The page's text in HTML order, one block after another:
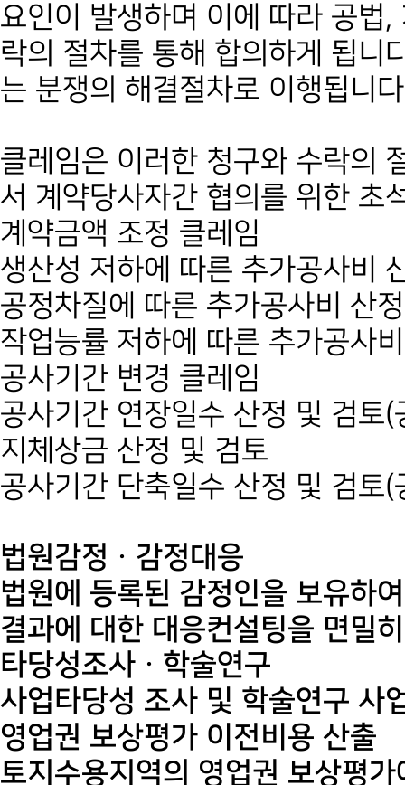
요인이 발생하며 이에 따라 공법
락의 절차를 통해 합의하게 됩니
는 분쟁의 해결절차로 이행됩니
클레임은 이러한 청구와 수락의
서 계약당사자간 협의를 위한 초
계약금액 조정 클레임
생산성 저하에 따른 추가공사비
공정차질에 따른 추가공사비 산
작업능률 저하에 따른 추가공사
공사기간 변경 클레임
공사기간 연장일수 산정 및 검토(
지체상금 산정 및 검토
공사기간 단축일수 산정 및 검토(
법원감정ㆍ감정대응
법원에 등록된 감정인을 보유하
결과에 대한 대응컨설팅을 면밀
타당성조사ㆍ학술연구
사업타당성 조사 및 학술연구 사
영업권 보상평가 이전비용 산출
토지수용지역의 영업권 보상평